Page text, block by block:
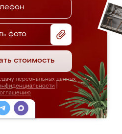
фото
стоимость
персональных данных